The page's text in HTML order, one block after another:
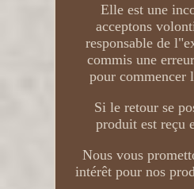
Elle est une
acceptons
responsable de
commis une
pour commencer
Si le retour se
produit est reçu
Nous vous
intérêt pour nos